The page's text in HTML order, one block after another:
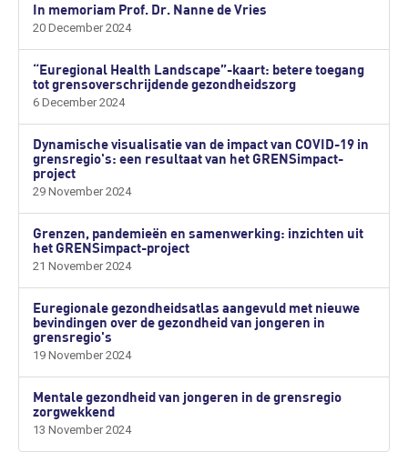
In memoriam Prof. Dr. Nanne de Vries
20 December 2024
“Euregional Health Landscape”-kaart: betere toegang
tot grensoverschrijdende gezondheidszorg
6 December 2024
Dynamische visualisatie van de impact van COVID-19 in
grensregio's: een resultaat van het GRENSimpact-
project
29 November 2024
Grenzen, pandemieën en samenwerking: inzichten uit
het GRENSimpact-project
21 November 2024
Euregionale gezondheidsatlas aangevuld met nieuwe
bevindingen over de gezondheid van jongeren in
grensregio's
19 November 2024
Mentale gezondheid van jongeren in de grensregio
zorgwekkend
13 November 2024